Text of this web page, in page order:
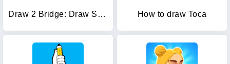
Draw 2 Bridge: Draw Save Car How to draw Toca